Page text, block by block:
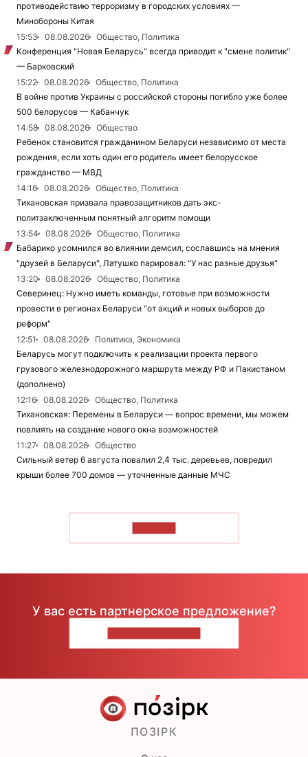
противодействию терроризму в городских условиях —
Минобороны Китая
15:53
08.08.2026
Общество, Политика
Конференция "Новая Беларусь" всегда приводит к "смене политик"
— Барковский
15:22
08.08.2026
Общество, Политика
В войне против Украины с российской стороны погибло уже более
500 белорусов — Кабанчук
14:58
08.08.2026
Общество
Ребенок становится гражданином Беларуси независимо от места
рождения, если хоть один его родитель имеет белорусское
гражданство — МВД
14:16
08.08.2026
Общество, Политика
Тихановская призвала правозащитников дать экс-
политзаключенным понятный алгоритм помощи
13:54
08.08.2026
Общество, Политика
Бабарико усомнился во влиянии демсил, сославшись на мнения
"друзей в Беларуси", Латушко парировал: "У нас разные друзья"
13:20
08.08.2026
Общество, Политика
Северинец: Нужно иметь команды, готовые при возможности
провести в регионах Беларуси "от акций и новых выборов до
реформ"
12:51
08.08.2026
Политика, Экономика
Беларусь могут подключить к реализации проекта первого
грузового железнодорожного маршрута между РФ и Пакистаном
(дополнено)
12:16
08.08.2026
Общество, Политика
Тихановская: Перемены в Беларуси — вопрос времени, мы можем
повлиять на создание нового окна возможностей
11:27
08.08.2026
Общество
Сильный ветер 6 августа повалил 2,4 тыс. деревьев, повредил
крыши более 700 домов — уточненные данные МЧС
У вас есть партнерское предложение?
ПОЗІРК